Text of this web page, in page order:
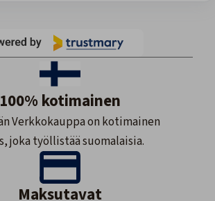
100% kotimainen
Verkkokauppa on kotimainen
joka työllistää suomalaisia.
Maksutavat